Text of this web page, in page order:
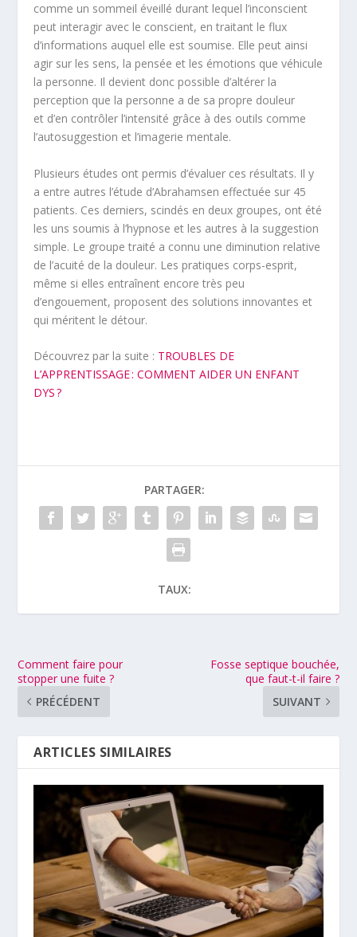
comme un sommeil éveillé durant lequel l’inconscient
peut interagir avec le conscient, en traitant le flux
d’informations auquel elle est soumise. Elle peut ainsi
agir sur les sens, la pensée et les émotions que véhicule
la personne. Il devient donc possible d’altérer la
perception que la personne a de sa propre douleur
et d’en contrôler l’intensité grâce à des outils comme
l’autosuggestion et l’imagerie mentale.
Plusieurs études ont permis d’évaluer ces résultats. Il y
a entre autres l’étude d’Abrahamsen effectuée sur 45
patients. Ces derniers, scindés en deux groupes, ont été
les uns soumis à l’hypnose et les autres à la suggestion
simple. Le groupe traité a connu une diminution relative
de l’acuité de la douleur. Les pratiques corps-esprit,
même si elles entraînent encore très peu
d’engouement, proposent des solutions innovantes et
qui méritent le détour.
Découvrez par la suite : TROUBLES DE
L’APPRENTISSAGE : COMMENT AIDER UN ENFANT
DYS ?
PARTAGER:
TAUX:
Comment faire pour
stopper une fuite ?
PRÉCÉDENT
Fosse septique bouchée,
que faut-t-il faire ?
SUIVANT
ARTICLES SIMILAIRES